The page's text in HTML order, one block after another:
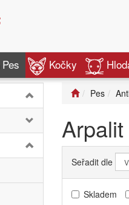
Pes Kočky
Pes
Arpalit
Seřadit dle
Skladem